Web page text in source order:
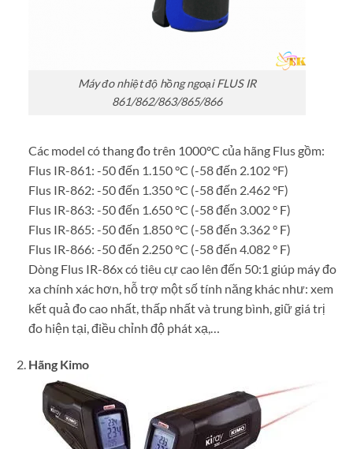
Máy đo nhiệt độ hồng ngoại FLUS IR
861/862/863/865/866
Các model có thang đo trên 1000°C của hãng Flus gồm:
Flus IR-861: -50 đến 1.150 °C (-58 đến 2.102 °F)
Flus IR-862: -50 đến 1.350 °C (-58 đến 2.462 °F)
Flus IR-863: -50 đến 1.650 °C (-58 đến 3.002 ° F)
Flus IR-865: -50 đến 1.850 °C (-58 đến 3.362 ° F)
Flus IR-866: -50 đến 2.250 °C (-58 đến 4.082 ° F)
Dòng Flus IR-86x có tiêu cự cao lên đến 50:1 giúp máy đo
xa chính xác hơn, hỗ trợ một số tính năng khác như: xem
kết quả đo cao nhất, thấp nhất và trung bình, giữ giá trị
đo hiện tại, điều chỉnh độ phát xạ,…
Hãng Kimo